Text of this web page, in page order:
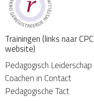
Trainingen (links naar CPC
website)
Pedagogisch Leiderschap
Coachen in Contact
Pedagogische Tact